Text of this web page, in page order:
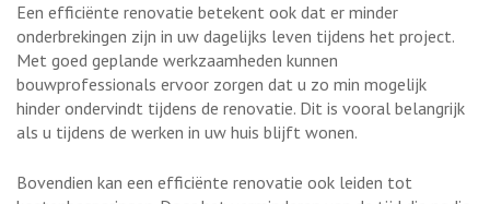
Een efficiënte renovatie betekent ook dat er minder
onderbrekingen zijn in uw dagelijks leven tijdens het project.
Met goed geplande werkzaamheden kunnen
bouwprofessionals ervoor zorgen dat u zo min mogelijk
hinder ondervindt tijdens de renovatie. Dit is vooral belangrijk
als u tijdens de werken in uw huis blijft wonen.
Bovendien kan een efficiënte renovatie ook leiden tot